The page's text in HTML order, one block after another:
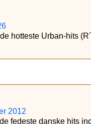
hotteste Urban-hits
2012
fedeste danske hits